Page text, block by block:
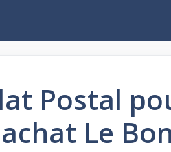
Postal
Le